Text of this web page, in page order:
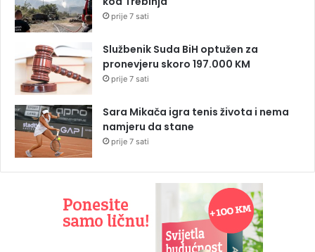
prije 7 sati
Službenik Suda BiH optužen za
pronevjeru skoro 197.000 KM
prije 7 sati
Sara Mikača igra tenis života i nema
namjeru da stane
prije 7 sati